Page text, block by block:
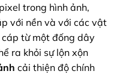
trong hình ảnh,
với nền và với các vật
từ một đống dây
ra khỏi sự lộn xộn
cải thiện độ chính